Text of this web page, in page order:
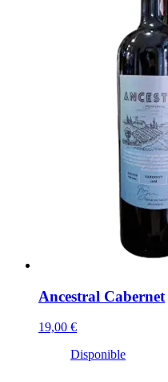
Ancestral Cabernet
19,00 €
Disponible